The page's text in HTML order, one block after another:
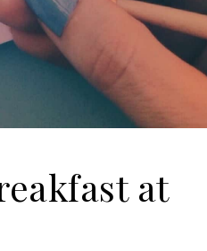
at